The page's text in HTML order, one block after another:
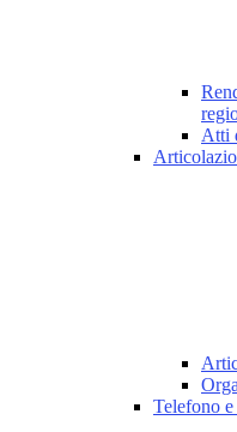
Atti
Telefono e